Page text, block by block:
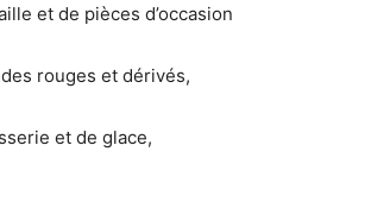
et de pièces d’occasion
rouges et dérivés,
et de glace,